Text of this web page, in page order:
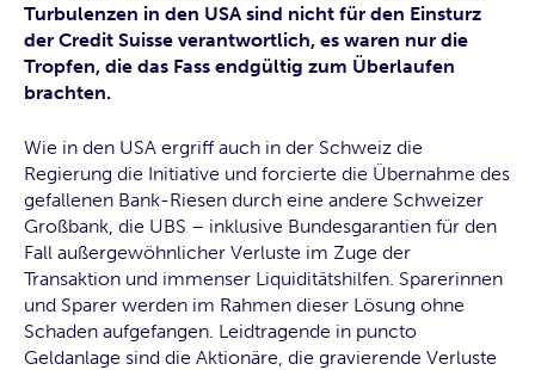
Turbulenzen in den USA sind nicht für den Einsturz
der Credit Suisse verantwortlich, es waren nur die
Tropfen, die das Fass endgültig zum Überlaufen
brachten.
Wie in den USA ergriff auch in der Schweiz die
Regierung die Initiative und forcierte die Übernahme des
gefallenen Bank-Riesen durch eine andere Schweizer
Großbank, die UBS – inklusive Bundesgarantien für den
Fall außergewöhnlicher Verluste im Zuge der
Transaktion und immenser Liquiditätshilfen. Sparerinnen
und Sparer werden im Rahmen dieser Lösung ohne
Schaden aufgefangen. Leidtragende in puncto
Geldanlage sind die Aktionäre, die gravierende Verluste